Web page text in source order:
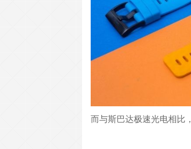
而与斯巴达极速光电相比，